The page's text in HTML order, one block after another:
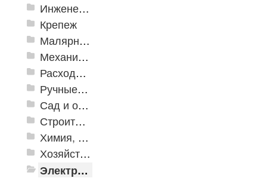
Инженерная сантехника и инструменты
Крепеж
Малярно-штукатурные инструменты
Механизированные инструменты
Расходные инструменты
Ручные инструменты
Сад и огород
Строительная Химия и принадлежности
Химия, крепеж, СИЗ
Хозяйственные принадлежности
Электрика и свет